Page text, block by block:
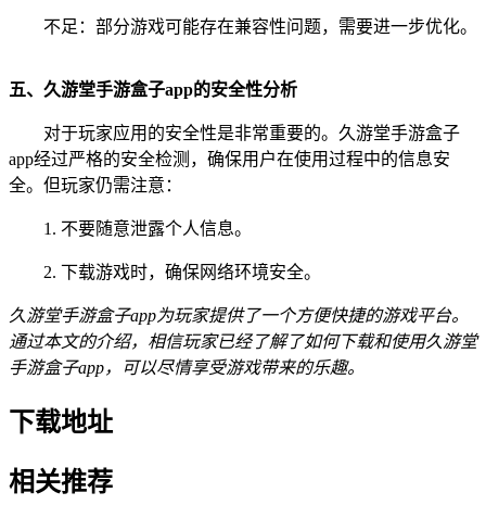
不足：部分游戏可能存在兼容性问题，需要进一步优化。
五、久游堂手游盒子app的安全性分析
对于玩家应用的安全性是非常重要的。久游堂手游盒子
app经过严格的安全检测，确保用户在使用过程中的信息安
全。但玩家仍需注意：
1. 不要随意泄露个人信息。
2. 下载游戏时，确保网络环境安全。
久游堂手游盒子app为玩家提供了一个方便快捷的游戏平台。
通过本文的介绍，相信玩家已经了解了如何下载和使用久游堂
手游盒子app，可以尽情享受游戏带来的乐趣。
下载地址
相关推荐